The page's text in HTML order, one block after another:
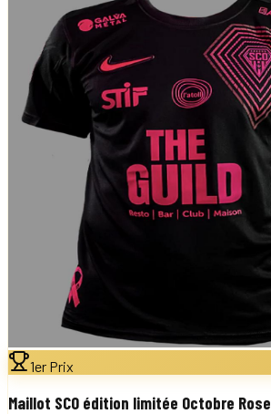
1er Prix
Maillot SCO édition limitée Octobre Rose